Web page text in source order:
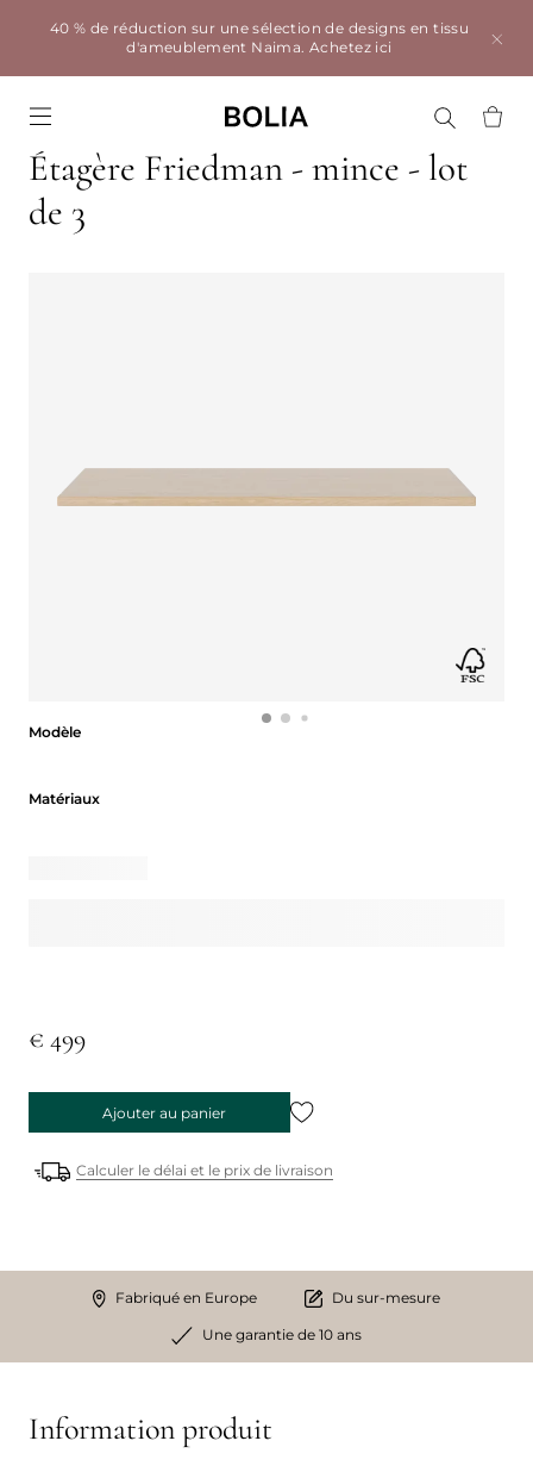
40 % de réduction sur une sélection de designs en tissu
d'ameublement Naima.Achetez ici
Étagère Friedman - mince - lot
de 3
Modèle
Matériaux
€ 499
Ajouter au panier
Calculer le délai et le prix de livraison
Fabriqué en Europe Du sur-mesure
Une garantie de 10 ans
Information produit